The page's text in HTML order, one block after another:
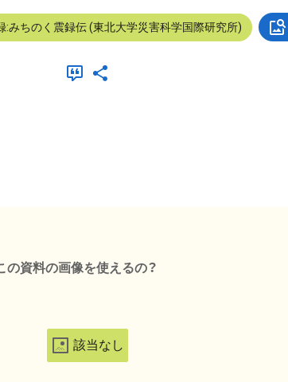
:みちのく震録伝 (東北大学災害科学国際研究所)
の資料の画像を使えるの？
該当なし